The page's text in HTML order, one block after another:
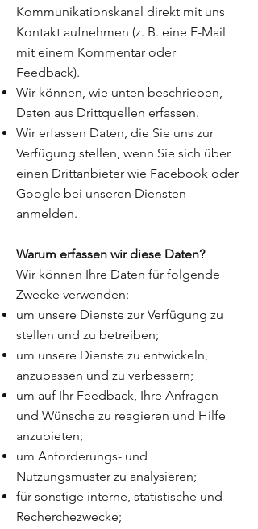
Kommunikationskanal direkt mit uns
Kontakt aufnehmen (z. B. eine E-Mail
mit einem Kommentar oder
Feedback).
Wir können, wie unten beschrieben,
Daten aus Drittquellen erfassen.
Wir erfassen Daten, die Sie uns zur
Verfügung stellen, wenn Sie sich über
einen Drittanbieter wie Facebook oder
Google bei unseren Diensten
anmelden.
Warum erfassen wir diese Daten?
Wir können Ihre Daten für folgende
Zwecke verwenden:
um unsere Dienste zur Verfügung zu
stellen und zu betreiben;
um unsere Dienste zu entwickeln,
anzupassen und zu verbessern;
um auf Ihr Feedback, Ihre Anfragen
und Wünsche zu reagieren und Hilfe
anzubieten;
um Anforderungs- und
Nutzungsmuster zu analysieren;
für sonstige interne, statistische und
Recherchezwecke;